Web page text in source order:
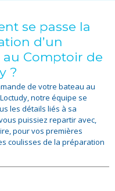
se passe la
d’un
au Comptoir de
?
de votre bateau au
notre équipe se
les détails liés à sa
puissiez repartir avec,
pour vos premières
coulisses de la préparation